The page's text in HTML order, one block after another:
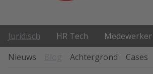
Juridisch HR Tech Medewerker
Nieuws
Achtergrond Cases